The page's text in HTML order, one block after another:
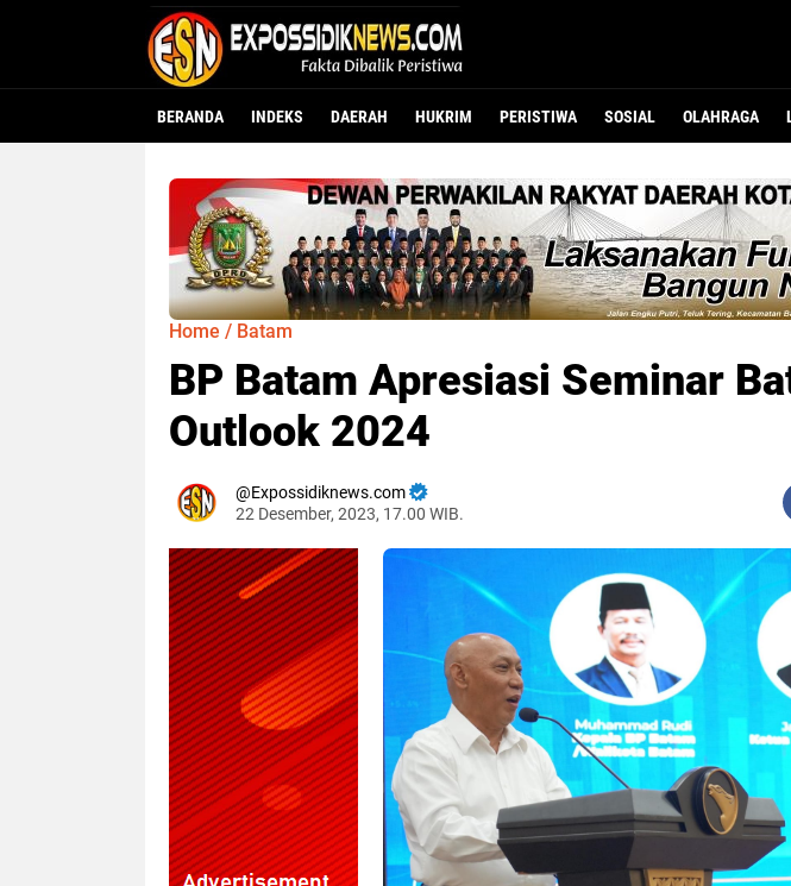
BERANDA INDEKS DAERAH HUKRIM PERISTIWA SOSIAL OLAHRAGA
Home / Batam
BP Batam Apresiasi Seminar
Outlook 2024
Expossidiknews.com
22 Desember, 2023, 17.00 WIB.